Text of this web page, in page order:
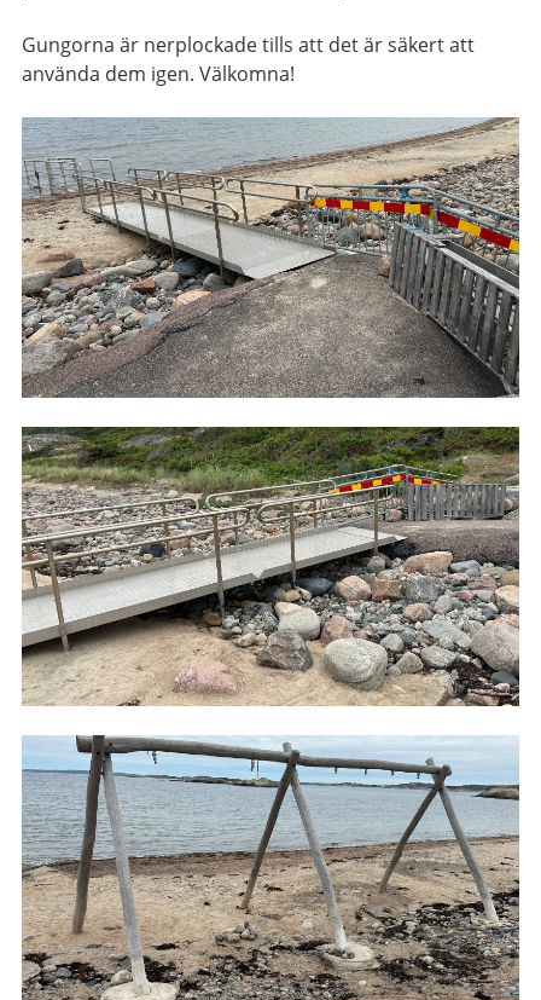
Gungorna är nerplockade tills att det är säkert att
använda dem igen. Välkomna!